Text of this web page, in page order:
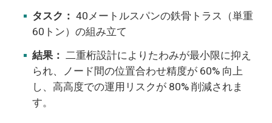
タスク： 40メートルスパンの鉄骨トラス（単重
60トン）の組み立て
結果： 二重桁設計によりたわみが最小限に抑え
られ、ノード間の位置合わせ精度が 60% 向上
し、高高度での運用リスクが 80% 削減されま
す。